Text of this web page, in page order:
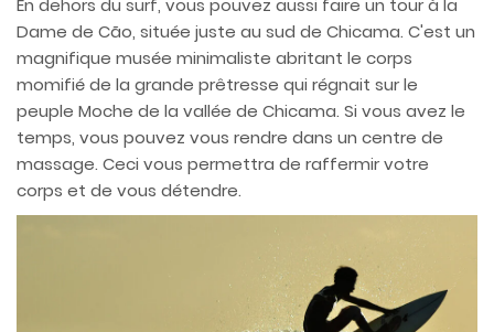
En dehors du surf, vous pouvez aussi faire un tour à la
Dame de Cão, située juste au sud de Chicama. C'est un
magnifique musée minimaliste abritant le corps
momifié de la grande prêtresse qui régnait sur le
peuple Moche de la vallée de Chicama. Si vous avez le
temps, vous pouvez vous rendre dans un centre de
massage. Ceci vous permettra de raffermir votre
corps et de vous détendre.